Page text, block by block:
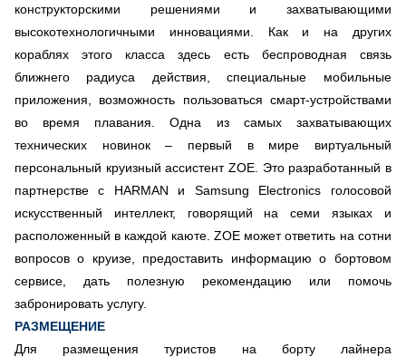
конструкторскими решениями и захватывающими
высокотехнологичными инновациями. Как и на других
кораблях этого класса здесь есть беспроводная связь
ближнего радиуса действия, специальные мобильные
приложения, возможность пользоваться смарт-устройствами
во время плавания. Одна из самых захватывающих
технических новинок – первый в мире виртуальный
персональный круизный ассистент ZOE. Это разработанный в
партнерстве с HARMAN и Samsung Electronics голосовой
искусственный интеллект, говорящий на семи языках и
расположенный в каждой каюте. ZOE может ответить на сотни
вопросов о круизе, предоставить информацию о бортовом
сервисе, дать полезную рекомендацию или помочь
забронировать услугу.
РАЗМЕЩЕНИЕ
Для размещения туристов на борту лайнера